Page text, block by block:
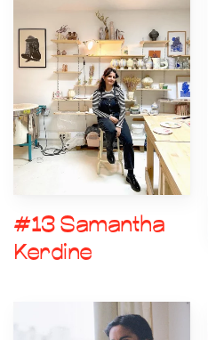
#13 Samantha
Kerdine